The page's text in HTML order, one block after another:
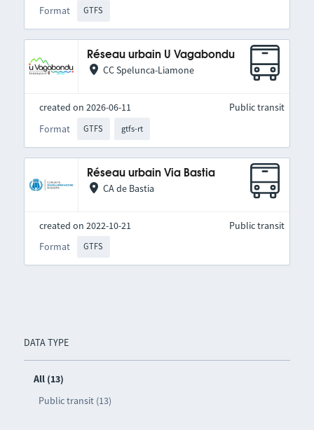
DATA TYPE
All (13)
Public transit (13)
Format
GTFS
Réseau urbain U Vagabondu
CC Spelunca-Liamone
created on 2026-06-11
Format
GTFS gtfs-rt
Public transit
Réseau urbain Via Bastia
CA de Bastia
created on 2022-10-21
Format
GTFS
Public transit